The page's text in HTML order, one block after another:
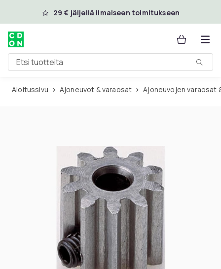
Ohita ja siirry pääsisältöön
29 € jäljellä ilmaiseen toimitukseen
Etsi tuotteita
Aloitussivu Ajoneuvot & varaosat Ajoneuvojen varaosat